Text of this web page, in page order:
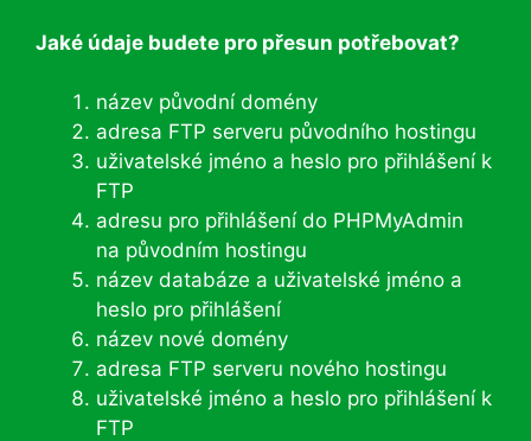
Jaké údaje budete pro přesun potřebovat?
název původní domény
adresa FTP serveru původního hostingu
uživatelské jméno a heslo pro přihlášení k
FTP
adresu pro přihlášení do PHPMyAdmin
na původním hostingu
název databáze a uživatelské jméno a
heslo pro přihlášení
název nové domény
adresa FTP serveru nového hostingu
uživatelské jméno a heslo pro přihlášení k
FTP